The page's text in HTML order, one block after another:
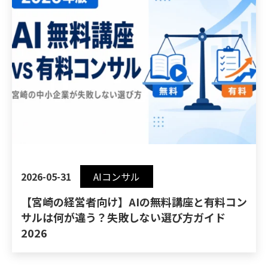
2026-05-31 AIコンサル
【宮崎の経営者向け】AIの無料講座と有料コン
サルは何が違う？失敗しない選び方ガイド
2026